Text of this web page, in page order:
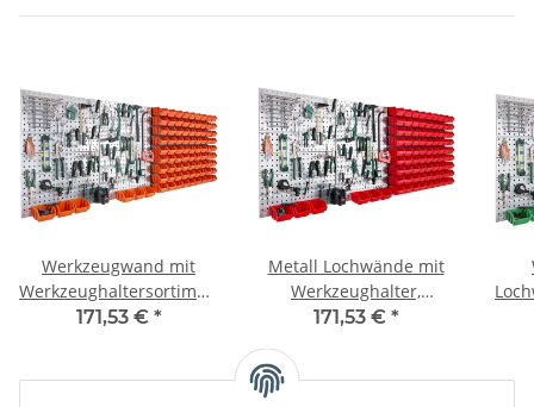
Werkzeugwand mit
Werkzeughaltersortiment
und Sichtlagerkästen
171,53 € *
Metall Lochwände mit
Werkzeughalter,
Werkzeugwand 2,20
171,53 € *